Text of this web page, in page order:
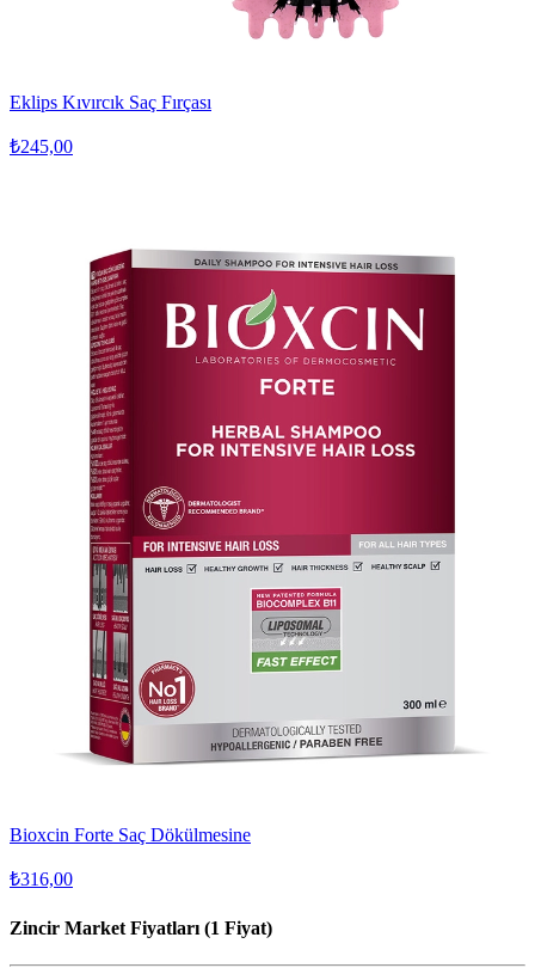
Eklips Kıvırcık Saç Fırçası
₺245,00
Bioxcin Forte Saç Dökülmesine
₺316,00
Zincir Market Fiyatları (1 Fiyat)